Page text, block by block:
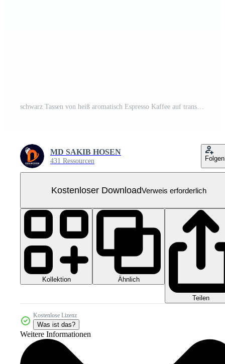
schwarz Tassen von heiß aromatisch Espresso Kaffee auf transparent Hintergrund ai generativ Kostenloses PNG
MD SAKIB HOSEN
431 Ressourcen Folgen
Kostenloser DownloadVerweis erforderlich
Kollektion Ähnlich
Teilen
Kostenlose Lizenz
Was ist das?
Weitere Informationen